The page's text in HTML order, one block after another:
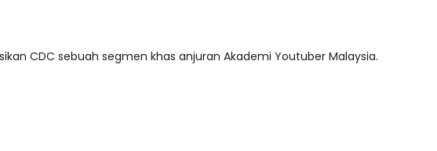
CDC sebuah segmen khas anjuran Akademi Youtuber Malaysia.
MALAYSIA
FLeP) 2026